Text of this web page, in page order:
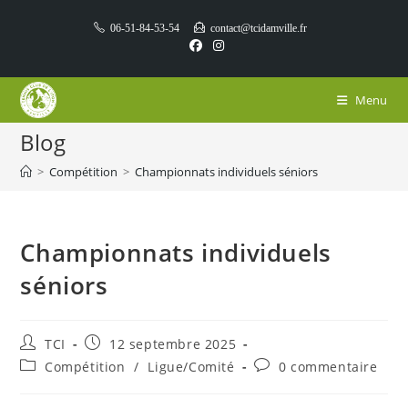
06-51-84-53-54 contact@tcidamville.fr
Menu
Blog
> Compétition > Championnats individuels séniors
Championnats individuels
séniors
Auteur/autrice
de
la
TCI
Publication
publiée :
12 septembre 2025
PostCompétition / Ligue/Comité
Commentaires
0 commentaire